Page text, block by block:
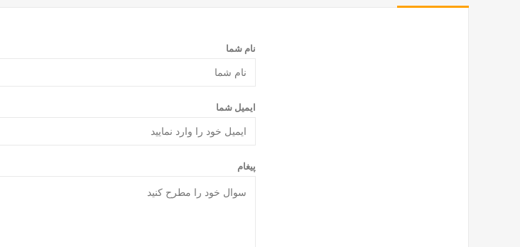
نام شما
ایمیل شما
پیغام